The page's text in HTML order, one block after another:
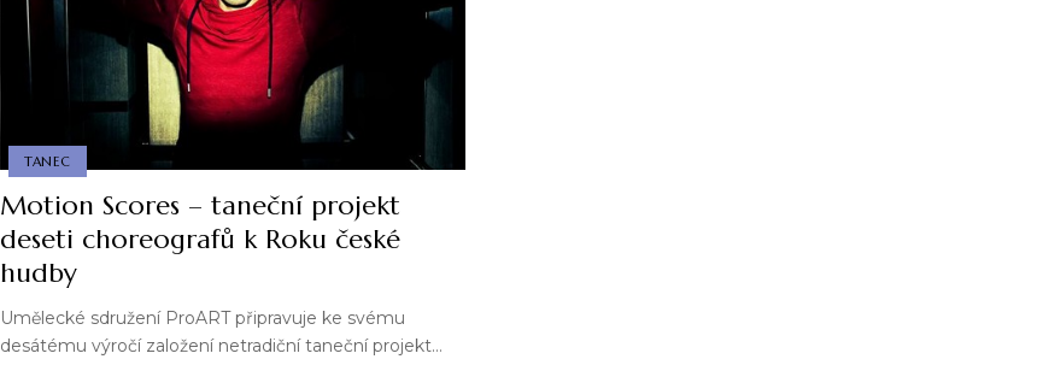
TANEC
Motion Scores – taneční projekt
deseti choreografů k Roku české
hudby
Umělecké sdružení ProART připravuje ke svému
desátému výročí založení netradiční taneční projekt…